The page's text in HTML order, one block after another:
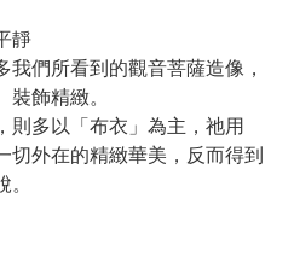
靜
們所看到的觀音菩薩造像，
飾精緻。
則多以「布衣」為主，祂用
切外在的精緻華美，反而得到